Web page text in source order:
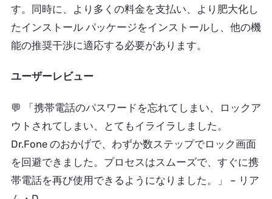
す。同時に、より多くの料金を支払い、より肥大化し
たインストール パッケージをインストールし、他の機
能の推奨干渉に適応する必要があります。
ユーザーレビュー
💬
「携帯電話のパスワードを忘れてしまい、ロックア
ウトされてしまい、とてもイライラしました。
Dr.Fone のおかげで、わずか数ステップでロック画面
を回避できました。プロセスはスムーズで、すぐに携
帯電話を再び使用できるようになりました。」
– リア